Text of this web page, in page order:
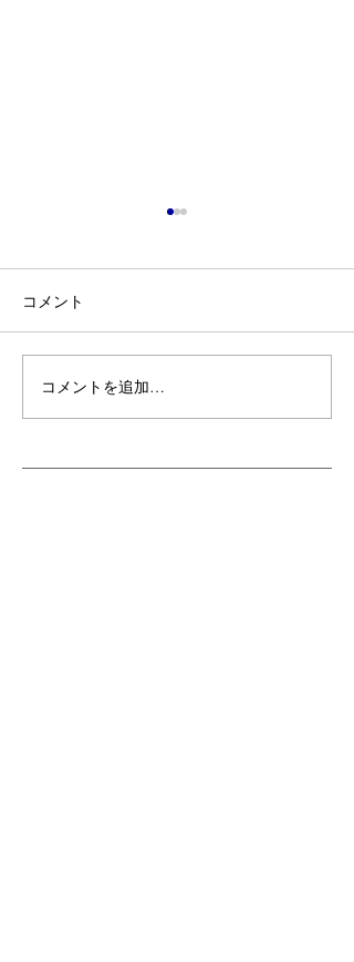
某保養所 養老郡 ＃17
コメント
コメントを追加…